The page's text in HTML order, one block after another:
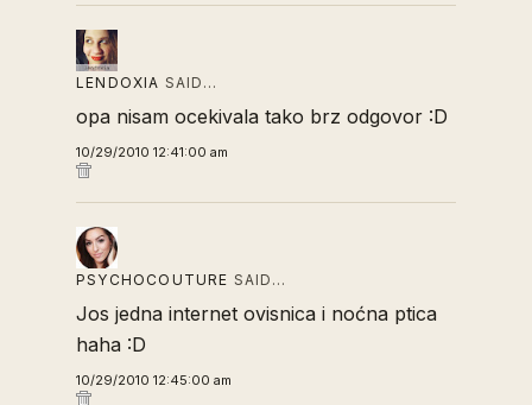
LENDOXIA SAID…
opa nisam ocekivala tako brz odgovor :D
10/29/2010 12:41:00 am
PSYCHOCOUTURE SAID…
Jos jedna internet ovisnica i noćna ptica
haha :D
10/29/2010 12:45:00 am